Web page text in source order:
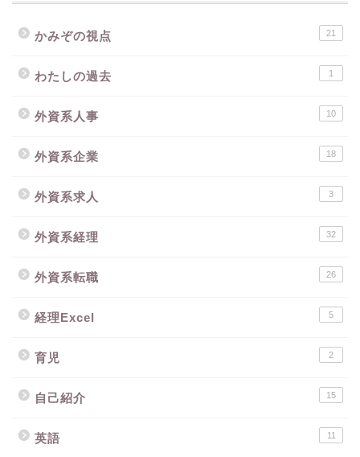
かみぞの視点 21
わたしの過去 1
外資系人事 10
外資系企業 18
外資系求人 3
外資系経理 32
外資系転職 26
経理Excel 5
育児 2
自己紹介 15
英語 11